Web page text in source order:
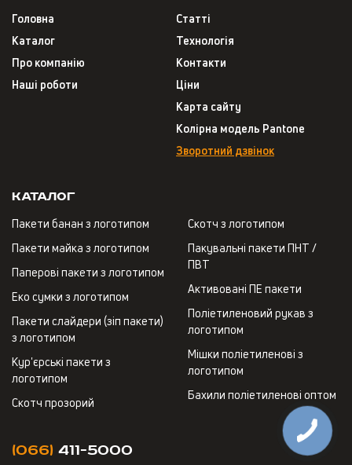
Головна
Каталог
Про компанію
Наші роботи
Статті
Технологія
Контакти
Ціни
Карта сайту
Колірна модель Pantone
Зворотний дзвінок
Каталог
Пакети банан з логотипом
Пакети майка з логотипом
Паперові пакети з логотипом
Еко сумки з логотипом
Пакети слайдери (зіп пакети)
з логотипом
Кур'єрські пакети з
логотипом
Скотч прозорий
Скотч з логотипом
Пакувальні пакети ПНТ /
ПВТ
Активовані ПЕ пакети
Поліетиленовий рукав з
логотипом
Мішки поліетиленові з
логотипом
Бахили поліетиленові оптом
(066) 411-5000